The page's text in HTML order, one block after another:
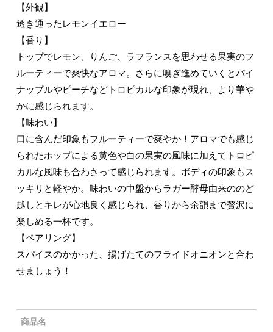
【外観】
透き通ったレモンイエロー
【香り】
トップでレモン、りんご、ラフランスを思わせる果実のフ
ルーティーで爽快なアロマ。さらに嗅ぎ進めていくとパイ
ナップルやピーチなどトロピカルな印象が現れ、より華や
かに感じられます。
【味わい】
口に含んだ印象もフルーティーで爽やか！アロマでも感じ
られたホップによる黄色や白の果実の風味に加えてトロピ
カルな風味も合わさって感じられます。ボディの印象もス
ッキリと軽やか。味わいの中盤からラガー酵母由来ののど
越しとキレが心地良く感じられ、香りから余韻まで贅沢に
楽しめる一杯です。
【ペアリング】
スパイスのかかった、揚げたてのフライドオニオンと合わ
せましょう！
商品名